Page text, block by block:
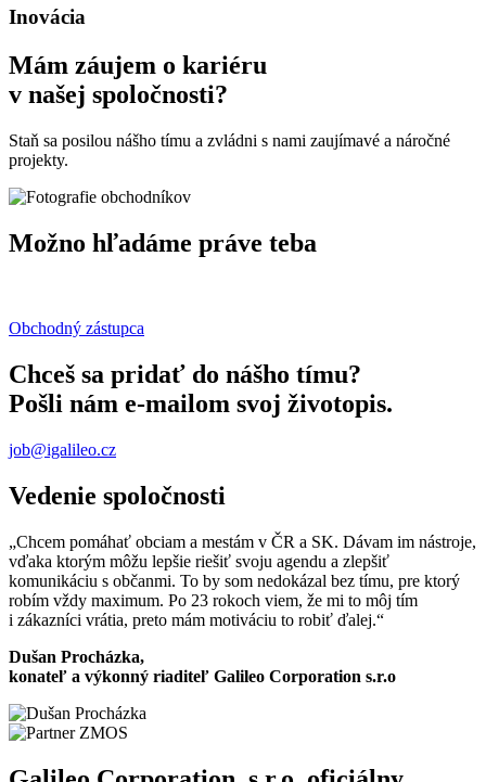
Inovácia
Mám záujem o kariéru
v našej spoločnosti?
Staň sa posilou nášho tímu a zvládni s nami zaujímavé a náročné
projekty.
Možno hľadáme práve teba
Obchodný zástupca
Chceš sa pridať do nášho tímu?
Pošli nám e-mailom svoj životopis.
job@igalileo.cz
Vedenie spoločnosti
„Chcem pomáhať obciam a mestám v ČR a SK. Dávam im nástroje,
vďaka ktorým môžu lepšie riešiť svoju agendu a zlepšiť
komunikáciu s občanmi. To by som nedokázal bez tímu, pre ktorý
robím vždy maximum. Po 23 rokoch viem, že mi to môj tím
i zákazníci vrátia, preto mám motiváciu to robiť ďalej.“
Dušan Procházka,
konateľ a výkonný riaditeľ Galileo Corporation s.r.o